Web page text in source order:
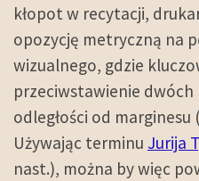
kłopot w recytacji,
opozycję metryczną na
wizualnego, gdzie
przeciwstawienie
odległości od
Używając terminu Jurija
nast.), można by więc